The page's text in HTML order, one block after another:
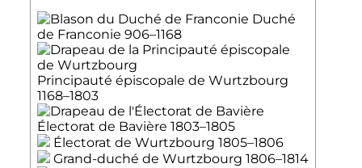
Duché
de Franconie 906–1168
Principauté épiscopale de Wurtzbourg
1168–1803
Électorat de Bavière 1803–1805
Électorat de Wurtzbourg 1805–1806
Grand-duché de Wurtzbourg 1806–1814